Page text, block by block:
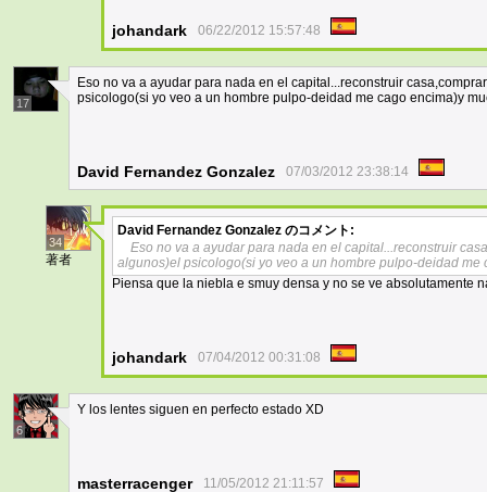
johandark 06/22/2012 15:57:48
17
Eso no va a ayudar para nada en el capital...reconstruir
psicologo(si yo veo a un hombre pulpo-deidad me cago encima)y
David Fernandez Gonzalez 07/03/2012 23:38:14
34
著者
David Fernandez Gonzalez のコメント:
Eso no va a ayudar para nada en el capital...reconstruir
algunos)el psicologo(si yo veo a un hombre pulpo-deidad me
Piensa que la niebla e smuy densa y no se ve absolutamente
johandark 07/04/2012 00:31:08
6
Y los lentes siguen en perfecto estado XD
masterracenger 11/05/2012 21:11:57